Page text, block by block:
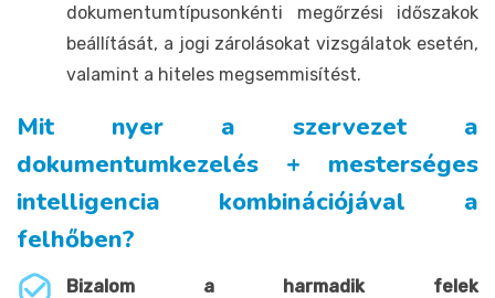
dokumentumtípusonkénti megőrzési időszakok
beállítását, a jogi zárolásokat vizsgálatok esetén,
valamint a hiteles megsemmisítést.
Mit nyer a szervezet a
dokumentumkezelés + mesterséges
intelligencia kombinációjával a
felhőben?
Bizalom a harmadik felek